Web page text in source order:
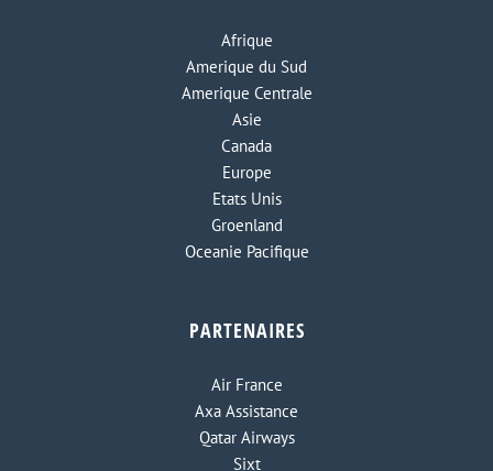
Afrique
Amerique du Sud
Amerique Centrale
Asie
Canada
Europe
Etats Unis
Groenland
Oceanie Pacifique
PARTENAIRES
Air France
Axa Assistance
Qatar Airways
Sixt